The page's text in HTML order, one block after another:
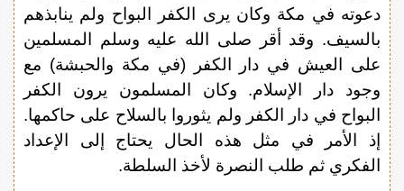
دعوته في مكة وكان يرى الكفر البواح ولم ينابذهم
بالسيف. وقد أقر صلى الله عليه وسلم المسلمين
على العيش في دار الكفر (في مكة والحبشة) مع
وجود دار الإسلام. وكان المسلمون يرون الكفر
البواح في دار الكفر ولم يثوروا بالسلاح على حاكمها.
إذ الأمر في مثل هذه الحال يحتاج إلى الإعداد
الفكري ثم طلب النصرة لأخذ السلطة.